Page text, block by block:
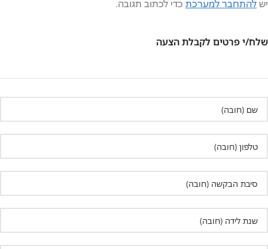
ישלהתחבר למערכת כדי לכתוב תגובה.
שלח/י פרטים לקבלת הצעה